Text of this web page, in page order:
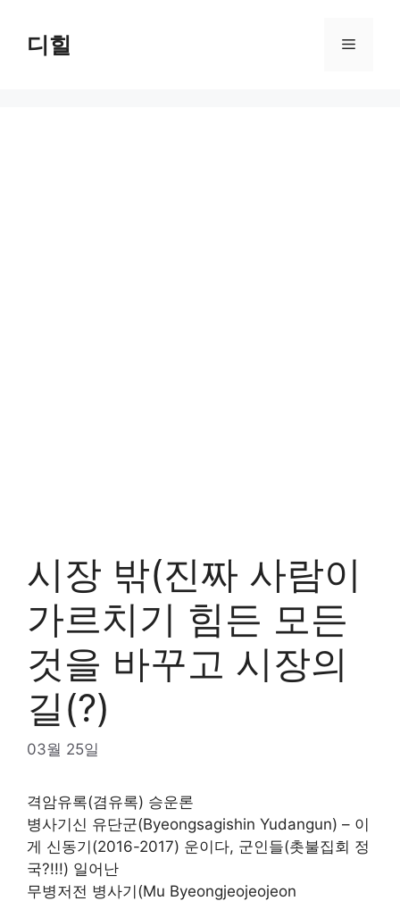
content디힐 Menu
시장 밖(진짜 사람이
가르치기 힘든 모든
것을 바꾸고 시장의
길(?)
03월 25일
격암유록(겸유록) 승운론
병사기신 유단군(Byeongsagishin Yudangun) – 이
게 신동기(2016-2017) 운이다, 군인들(촛불집회 정
국?!!!) 일어난
무병저전 병사기(Mu Byeongjeojeojeon